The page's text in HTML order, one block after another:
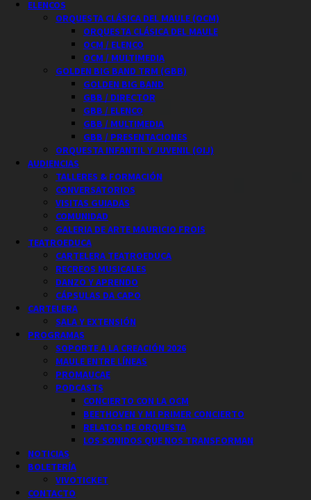
ELENCOS
ORQUESTA CLÁSICA DEL MAULE (OCM)
ORQUESTA CLÁSICA DEL MAULE
OCM / ELENCO
OCM / MULTIMEDIA
GOLDEN BIG BAND TRM (GBB)
GOLDEN BIG BAND
GBB / DIRECTOR
GBB / ELENCO
GBB / MULTIMEDIA
GBB / PRESENTACIONES
ORQUESTA INFANTIL Y JUVENIL (OIJ)
AUDIENCIAS
TALLERES & FORMACIÓN
CONVERSATORIOS
VISITAS GUIADAS
COMUNIDAD
GALERIA DE ARTE MAURICIO FROIS
TEATROEDUCA
CARTELERA TEATROEDUCA
RECREOS MUSICALES
DANZO Y APRENDO
CÁPSULAS DA CAPO
CARTELERA
SALA Y EXTENSIÓN
PROGRAMAS
SOPORTE A LA CREACIÓN 2026
MAULE ENTRE LÍNEAS
PROMAUCAE
PODCASTS
CONCIERTO CON LA OCM
BEETHOVEN Y MI PRIMER CONCIERTO
RELATOS DE ORQUESTA
LOS SONIDOS QUE NOS TRANSFORMAN
NOTICIAS
BOLETERÍA
VIVOTICKET
CONTACTO